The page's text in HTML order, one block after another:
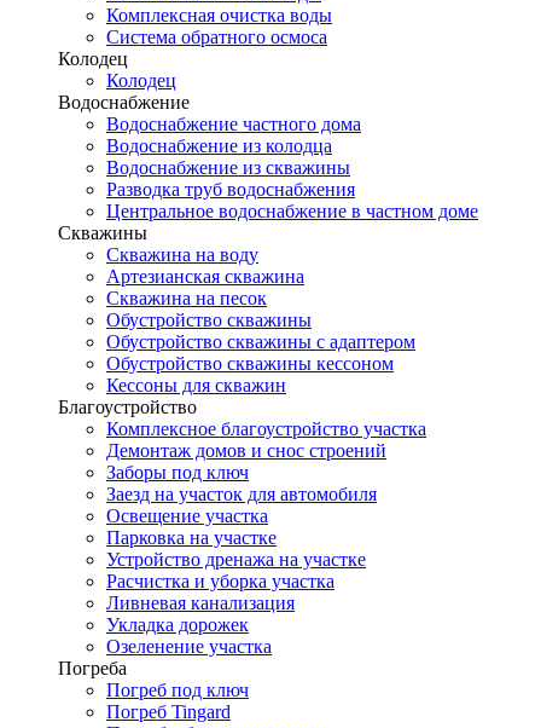
Комплексная очистка воды
Система обратного осмоса
Колодец
Колодец
Водоснабжение
Водоснабжение частного дома
Водоснабжение из колодца
Водоснабжение из скважины
Разводка труб водоснабжения
Центральное водоснабжение в частном доме
Скважины
Скважина на воду
Артезианская скважина
Скважина на песок
Обустройство скважины
Обустройство скважины с адаптером
Обустройство скважины кессоном
Кессоны для скважин
Благоустройство
Комплексное благоустройство участка
Демонтаж домов и снос строений
Заборы под ключ
Заезд на участок для автомобиля
Освещение участка
Парковка на участке
Устройство дренажа на участке
Расчистка и уборка участка
Ливневая канализация
Укладка дорожек
Озеленение участка
Погреба
Погреб под ключ
Погреб Tingard